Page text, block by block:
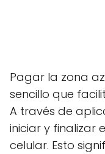
Pagar la zona
sencillo que
A través de
iniciar y finalizar
celular. Esto